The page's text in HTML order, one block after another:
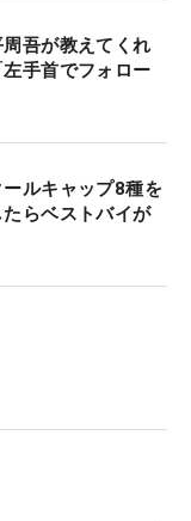
吾が教えてくれ
手首でフォロー
ルキャップ8種を
らベストバイが